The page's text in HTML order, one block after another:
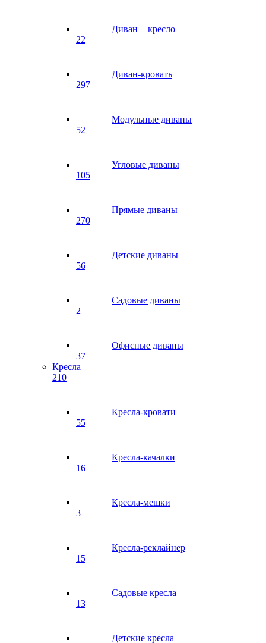
Диван + кресло
22
Диван-кровать
297
Модульные диваны
52
Угловые диваны
105
Прямые диваны
270
Детские диваны
56
Садовые диваны
2
Офисные диваны
37
Кресла
210
Кресла-кровати
55
Кресла-качалки
16
Кресла-мешки
3
Кресла-реклайнер
15
Садовые кресла
13
Детские кресла